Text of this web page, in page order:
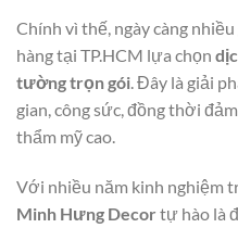
Chính vì thế, ngày càng
hàng tại TP.HCM lựa chọn
tường trọn gói. Đây là giải
gian, công sức, đồng thời
thẩm mỹ cao.
Với nhiều năm kinh nghiệm
Minh Hưng Decor tự hào là